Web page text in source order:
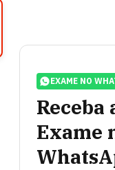
EXAME NO
Receba
Exame